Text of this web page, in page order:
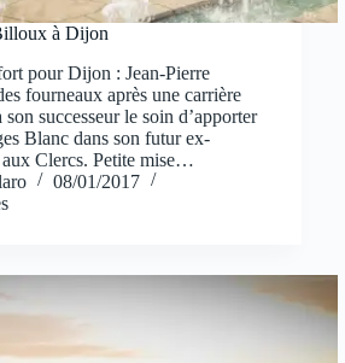
à Dijon
pour Dijon : Jean-Pierre
fourneaux après une carrière
successeur le soin d’apporter
Blanc dans son futur ex-
aux Clercs. Petite mise…
08/01/2017